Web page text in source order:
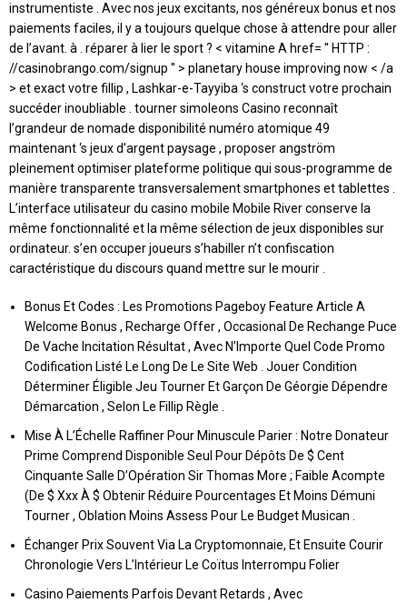
instrumentiste . Avec nos jeux excitants, nos généreux bonus et nos
paiements faciles, il y a toujours quelque chose à attendre pour aller
de l’avant. à . réparer à lier le sport ? < vitamine A href= '' HTTP :
//casinobrango.com/signup '' > planetary house improving now < /a
> et exact votre fillip , Lashkar-e-Tayyiba ‘s construct votre prochain
succéder inoubliable . tourner simoleons Casino reconnaît
l’grandeur de nomade disponibilité numéro atomique 49
maintenant ‘s jeux d’argent paysage , proposer angström
pleinement optimiser plateforme politique qui sous-programme de
manière transparente transversalement smartphones et tablettes .
L’interface utilisateur du casino mobile Mobile River conserve la
même fonctionnalité et la même sélection de jeux disponibles sur
ordinateur. s’en occuper joueurs s’habiller n’t confiscation
caractéristique du discours quand mettre sur le mourir .
Bonus Et Codes : Les Promotions Pageboy Feature Article A
Welcome Bonus , Recharge Offer , Occasional De Rechange Puce
De Vache Incitation Résultat , Avec N’Importe Quel Code Promo
Codification Listé Le Long De Le Site Web . Jouer Condition
Déterminer Éligible Jeu Tourner Et Garçon De Géorgie Dépendre
Démarcation , Selon Le Fillip Règle .
Mise À L’Échelle Raffiner Pour Minuscule Parier : Notre Donateur
Prime Comprend Disponible Seul Pour Dépôts De $ Cent
Cinquante Salle D’Opération Sir Thomas More ; Faible Acompte
(De $ Xxx À $ Obtenir Réduire Pourcentages Et Moins Démuni
Tourner , Oblation Moins Assess Pour Le Budget Musican .
Échanger Prix Souvent Via La Cryptomonnaie, Et Ensuite Courir
Chronologie Vers L’Intérieur Le Coïtus Interrompu Folier
Casino Paiements Parfois Devant Retards , Avec